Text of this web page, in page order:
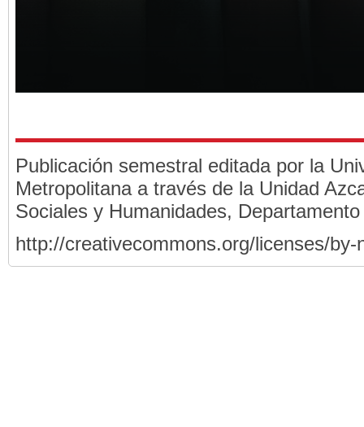
Publicación semestral editada por la
Metropolitana a través de la Unidad
Sociales y Humanidades,
http://creativecommons.org/licenses/by-